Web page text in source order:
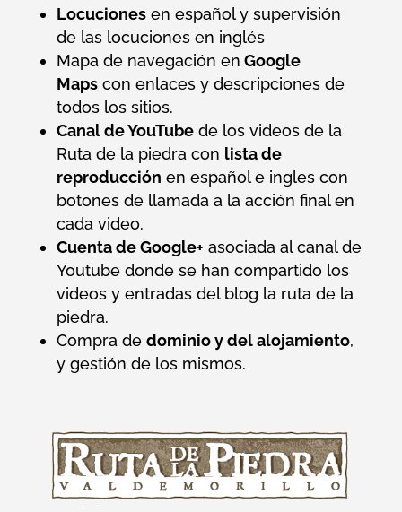
Locuciones en español y supervisión
de las locuciones en inglés
Mapa de navegación en Google
Maps con enlaces y descripciones de
todos los sitios.
Canal de YouTube de los videos de la
Ruta de la piedra con lista de
reproducción en español e ingles con
botones de llamada a la acción final en
cada video.
Cuenta de Google+ asociada al canal de
Youtube donde se han compartido los
videos y entradas del blog la ruta de la
piedra.
Compra de dominio y del alojamiento,
y gestión de los mismos.